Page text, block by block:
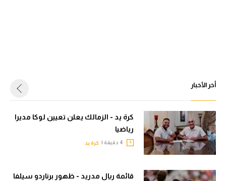
أخر الأخبار
كرة يد - الزمالك يعلن تعيين لوكا مديرا
رياضيا
كرة يد
قائمة ريال مدريد - ظهور برناردو سيلفا